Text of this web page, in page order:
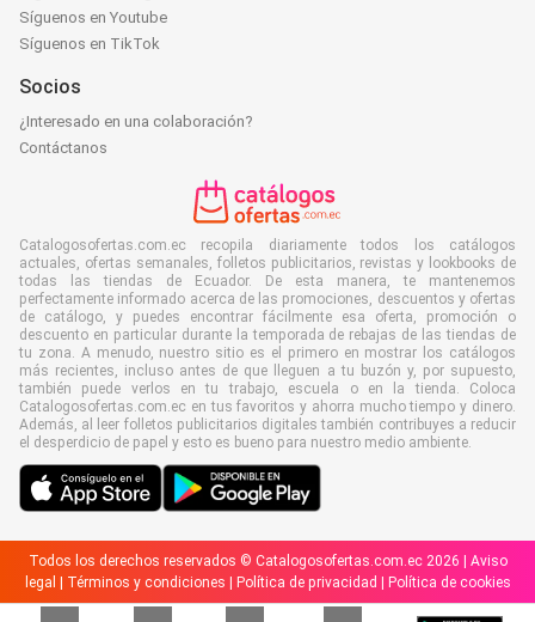
Síguenos en Youtube
Síguenos en TikTok
Socios
¿Interesado en una colaboración?
Contáctanos
Catalogosofertas.com.ec recopila diariamente todos los catálogos
actuales, ofertas semanales, folletos publicitarios, revistas y lookbooks de
todas las tiendas de Ecuador. De esta manera, te mantenemos
perfectamente informado acerca de las promociones, descuentos y ofertas
de catálogo, y puedes encontrar fácilmente esa oferta, promoción o
descuento en particular durante la temporada de rebajas de las tiendas de
tu zona. A menudo, nuestro sitio es el primero en mostrar los catálogos
más recientes, incluso antes de que lleguen a tu buzón y, por supuesto,
también puede verlos en tu trabajo, escuela o en la tienda. Coloca
Catalogosofertas.com.ec en tus favoritos y ahorra mucho tiempo y dinero.
Además, al leer folletos publicitarios digitales también contribuyes a reducir
el desperdicio de papel y esto es bueno para nuestro medio ambiente.
Todos los derechos reservados © Catalogosofertas.com.ec 2026 | Aviso
legal
Términos y condiciones Política de privacidad Política de cookies